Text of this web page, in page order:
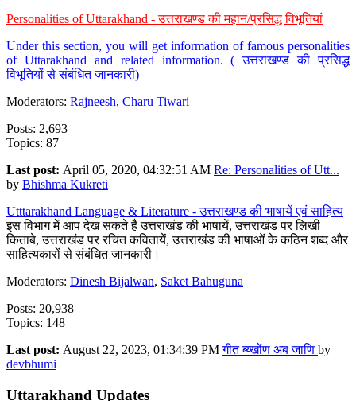
Personalities of Uttarakhand - उत्तराखण्ड की महान/प्रसिद्ध विभूतियां
Under this section, you will get information of famous personalities
of Uttarakhand and related information. ( उत्तराखण्ड की प्रसिद्ध
विभूतियों से संबंधित जानकारी)
Moderators: Rajneesh, Charu Tiwari
Posts: 2,693
Topics: 87
Last post: April 05, 2020, 04:32:51 AM Re: Personalities of Utt...
by Bhishma Kukreti
Utttarakhand Language & Literature - उत्तराखण्ड की भाषायें एवं साहित्य
इस विभाग में आप देख सकते है उत्तराखंड की भाषायें, उत्तराखंड पर लिखी
किताबे, उत्तराखंड पर रचित कवितायें, उत्तराखंड की भाषाओं के कठिन शब्द और
साहित्यकारों से संबंधित जानकारी।
Moderators: Dinesh Bijalwan, Saket Bahuguna
Posts: 20,938
Topics: 148
Last post: August 22, 2023, 01:34:39 PMगीत ब्य्खोंण अब जाणि by
devbhumi
Uttarakhand Updates